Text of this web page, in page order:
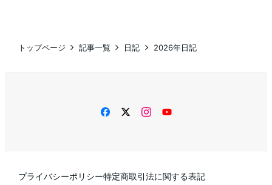
トップページ 記事一覧 日記 2026年日記
facebooktwitterinstagram
YouTube
プライバシーポリシー特定商取引法に関する表記